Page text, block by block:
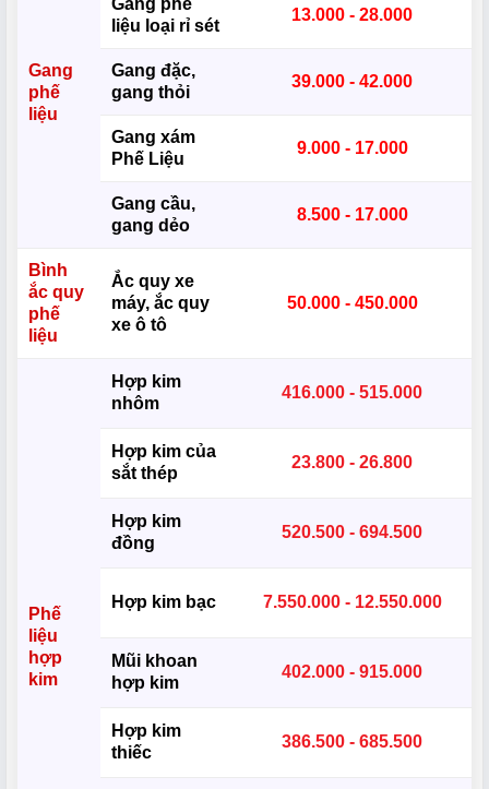
Gang
phế
liệu
liệu loại rỉ sét
13.000 - 28.000
Gang đặc,
gang thỏi
39.000 - 42.000
Gang xám
Phế Liệu
9.000 - 17.000
Gang cầu,
gang dẻo
8.500 - 17.000
Bình
ắc quy
phế
liệu
Ắc quy xe
máy, ắc quy
xe ô tô
50.000 - 450.000
Phế
liệu
hợp
kim
Hợp kim
nhôm
416.000 - 515.000
Hợp kim của
sắt thép
23.800 - 26.800
Hợp kim
đồng
520.500 - 694.500
Hợp kim bạc 7.550.000 - 12.550.000
Mũi khoan
hợp kim
402.000 - 915.000
Hợp kim
thiếc
386.500 - 685.500